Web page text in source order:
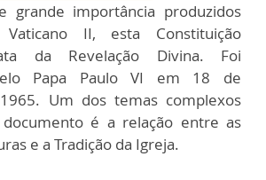
grande importância produzidos
II, esta Constituição
da Revelação Divina. Foi
Papa Paulo VI em 18 de
Um dos temas complexos
é a relação entre as
e a Tradição da Igreja.